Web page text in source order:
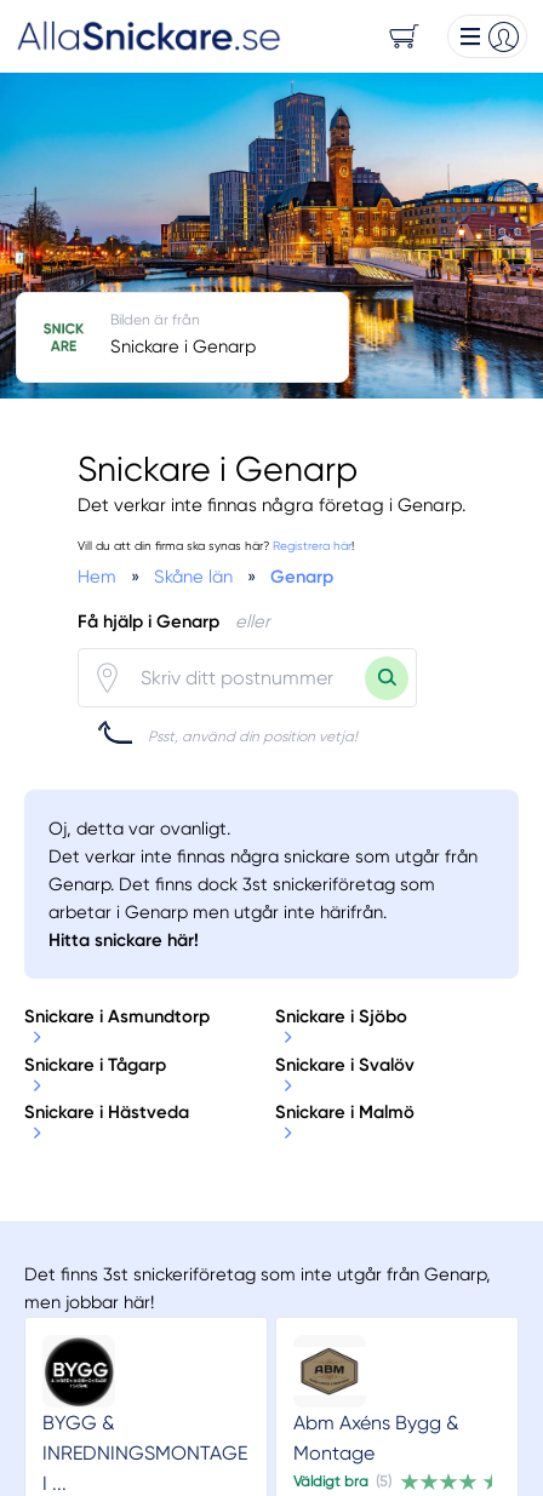
Snickare i Genarp
Det verkar inte finnas några företag i Genarp.
Vill du att din firma ska synas här? Registrera här!
Hem » Skåne län » Genarp
Få hjälp i Genarp eller
Psst, använd din position vetja!
Bilden är från
Snickare i Genarp
Oj, detta var ovanligt.
Det verkar inte finnas några snickare som utgår från
Genarp. Det finns dock 3st snickeriföretag som
arbetar i Genarp men utgår inte härifrån.
Hitta snickare här!
Snickare i Asmundtorp Snickare i Sjöbo
Snickare i Tågarp Snickare i Svalöv
Snickare i Hästveda Snickare i Malmö
Det finns 3st snickeriföretag som inte utgår från Genarp,
men jobbar här!
BYGG &
INREDNINGSMONTAGE
I ...
Abm Axéns Bygg &
Montage
Väldigt bra (5)